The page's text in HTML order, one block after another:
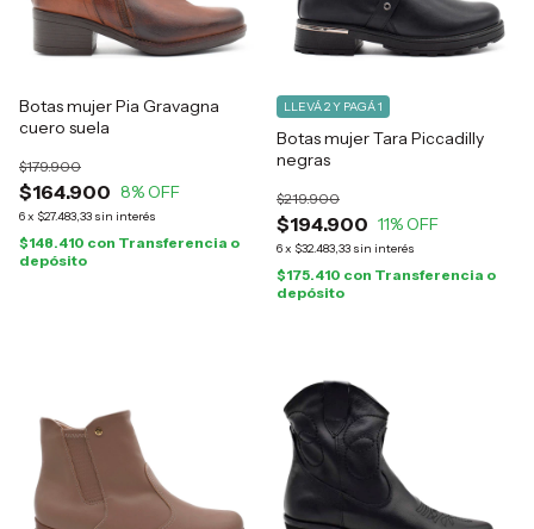
Botas mujer Pia Gravagna
cuero suela
$164.900
$179.900
8% OFF
6x $27.483,33 sin interés
$148.410 con Transferencia o
depósito
Botas mujer Tara Piccadilly
negras
$194.900
$219.900
11% OFF
6x $32.483,33 sin interés
LLEVÁ 2 Y PAGÁ 1
$175.410 con Transferencia o
depósito